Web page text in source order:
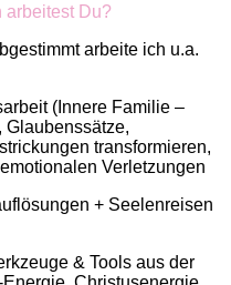
arbeitest Du?
arbeite ich u.a.
(Innere Familie –
Glaubenssätze,
transformieren,
Verletzungen
+ Seelenreisen
& Tools aus der